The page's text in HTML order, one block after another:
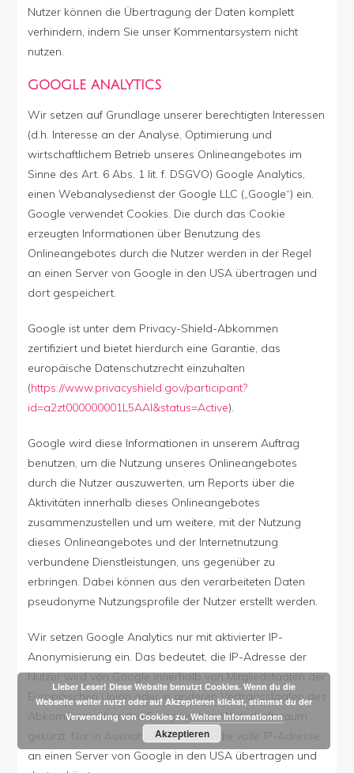
Nutzer können die Übertragung der Daten komplett
verhindern, indem Sie unser Kommentarsystem nicht
nutzen.
GOOGLE ANALYTICS
Wir setzen auf Grundlage unserer berechtigten Interessen
(d.h. Interesse an der Analyse, Optimierung und
wirtschaftlichem Betrieb unseres Onlineangebotes im
Sinne des Art. 6 Abs. 1 lit. f. DSGVO) Google Analytics,
einen Webanalysedienst der Google LLC („Google“) ein.
Google verwendet Cookies. Die durch das Cookie
erzeugten Informationen über Benutzung des
Onlineangebotes durch die Nutzer werden in der Regel
an einen Server von Google in den USA übertragen und
dort gespeichert.
Google ist unter dem Privacy-Shield-Abkommen
zertifiziert und bietet hierdurch eine Garantie, das
europäische Datenschutzrecht einzuhalten
(https://www.privacyshield.gov/participant?
id=a2zt000000001L5AAI&status=Active).
Google wird diese Informationen in unserem Auftrag
benutzen, um die Nutzung unseres Onlineangebotes
durch die Nutzer auszuwerten, um Reports über die
Aktivitäten innerhalb dieses Onlineangebotes
zusammenzustellen und um weitere, mit der Nutzung
dieses Onlineangebotes und der Internetnutzung
verbundene Dienstleistungen, uns gegenüber zu
erbringen. Dabei können aus den verarbeiteten Daten
pseudonyme Nutzungsprofile der Nutzer erstellt werden.
Wir setzen Google Analytics nur mit aktivierter IP-
Anonymisierung ein. Das bedeutet, die IP-Adresse der
Nutzer wird von Google innerhalb von Mitgliedstaaten der
Europäischen Union oder in anderen Vertragsstaaten des
Abkommens über den Europäischen Wirtschaftsraum
gekürzt. Nur in Ausnahmefällen wird die volle IP-Adresse
an einen Server von Google in den USA übertragen und
Lieber Leser! Diese Website benutzt Cookies. Wenn du die
Webseite weiter nutzt oder auf Akzeptieren klickst, stimmst du der
Verwendung von Cookies zu.Weitere Informationen
Akzeptieren